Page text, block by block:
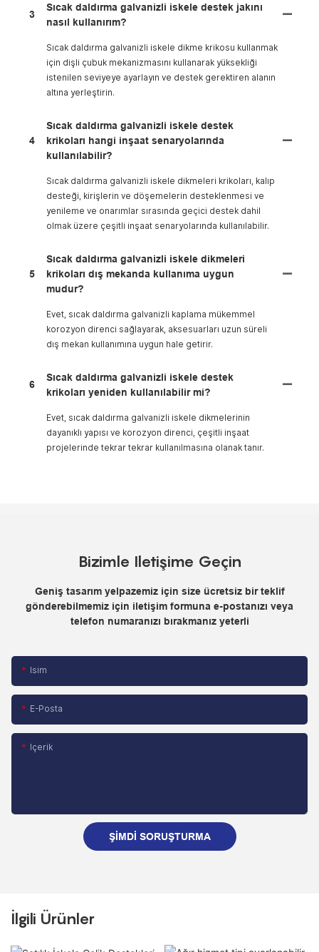
3
Sıcak daldırma galvanizli iskele destek jakını
nasıl kullanırım?
Sıcak daldırma galvanizli iskele dikme krikosu kullanmak
için dişli çubuk mekanizmasını kullanarak yüksekliği
istenilen seviyeye ayarlayın ve destek gerektiren alanın
altına yerleştirin.
4
Sıcak daldırma galvanizli iskele destek
krikoları hangi inşaat senaryolarında
kullanılabilir?
Sıcak daldırma galvanizli iskele dikmeleri krikoları, kalıp
desteği, kirişlerin ve döşemelerin desteklenmesi ve
yenileme ve onarımlar sırasında geçici destek dahil
olmak üzere çeşitli inşaat senaryolarında kullanılabilir.
5
Sıcak daldırma galvanizli iskele dikmeleri
krikoları dış mekanda kullanıma uygun
mudur?
Evet, sıcak daldırma galvanizli kaplama mükemmel
korozyon direnci sağlayarak, aksesuarları uzun süreli
dış mekan kullanımına uygun hale getirir.
6
Sıcak daldırma galvanizli iskele destek
krikoları yeniden kullanılabilir mi?
Evet, sıcak daldırma galvanizli iskele dikmelerinin
dayanıklı yapısı ve korozyon direnci, çeşitli inşaat
projelerinde tekrar tekrar kullanılmasına olanak tanır.
Bizimle Iletişime Geçin
Geniş tasarım yelpazemiz için size ücretsiz bir teklif
gönderebilmemiz için iletişim formuna e-postanızı veya
telefon numaranızı bırakmanız yeterli
Isim
E-Posta
Içerik
ŞIMDI SORUŞTURMA
İlgili Ürünler